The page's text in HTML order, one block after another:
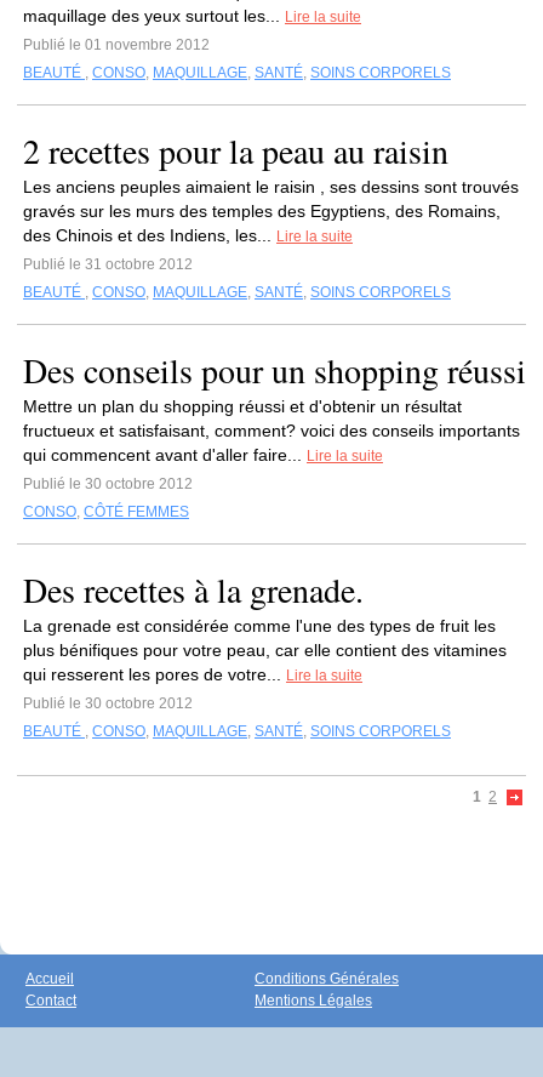
maquillage des yeux surtout les...
Lire la suite
Publié le 01 novembre 2012
BEAUTÉ , CONSO, MAQUILLAGE, SANTÉ, SOINS CORPORELS
2 recettes pour la peau au raisin
Les anciens peuples aimaient le raisin , ses dessins sont trouvés
gravés sur les murs des temples des Egyptiens, des Romains,
des Chinois et des Indiens, les...
Lire la suite
Publié le 31 octobre 2012
BEAUTÉ , CONSO, MAQUILLAGE, SANTÉ, SOINS CORPORELS
Des conseils pour un shopping réussi
Mettre un plan du shopping réussi et d'obtenir un résultat
fructueux et satisfaisant, comment? voici des conseils importants
qui commencent avant d'aller faire...
Lire la suite
Publié le 30 octobre 2012
CONSO, CÔTÉ FEMMES
Des recettes à la grenade.
La grenade est considérée comme l'une des types de fruit les
plus bénifiques pour votre peau, car elle contient des vitamines
qui resserent les pores de votre...
Lire la suite
Publié le 30 octobre 2012
BEAUTÉ , CONSO, MAQUILLAGE, SANTÉ, SOINS CORPORELS
1 2
Accueil
Contact
Conditions Générales
Mentions Légales